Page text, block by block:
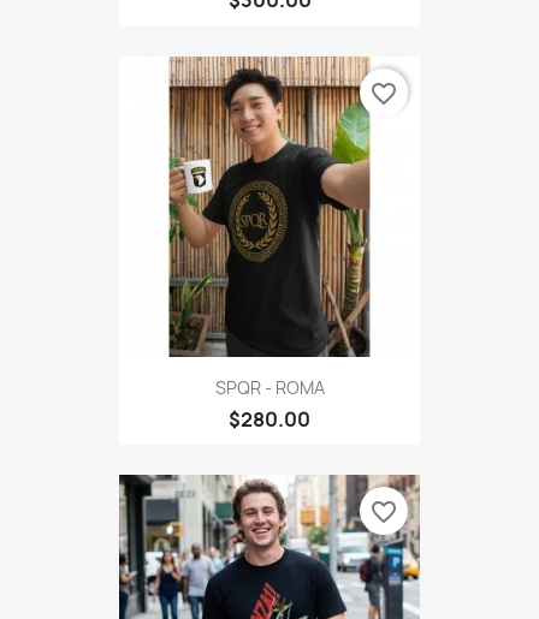
SPQR - ROMA
$280.00
favorite_border
favorite_border